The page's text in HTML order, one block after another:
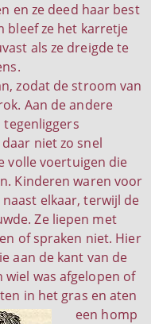
en ze deed haar best
bleef ze het karretje
als ze dreigde te
zodat de stroom van
Aan de andere
tegenliggers
niet zo snel
volle voertuigen die
Kinderen waren voor
elkaar, terwijl de
Ze liepen met
of spraken niet. Hier
aan de kant van de
wiel was afgelopen of
in het gras en aten
een homp